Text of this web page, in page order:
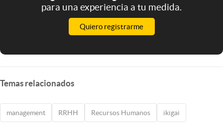
para una experiencia a tu medida.
Quiero registrarme
Temas relacionados
management RRHH Recursos Humanos ikigai